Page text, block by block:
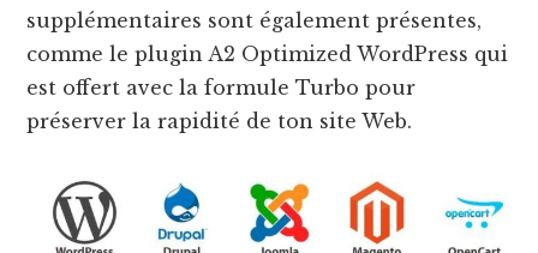
supplémentaires sont également présentes,
comme le plugin A2 Optimized WordPress qui
est offert avec la formule Turbo pour
préserver la rapidité de ton site Web.